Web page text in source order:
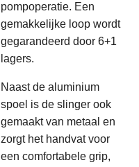
pompoperatie. Een
gemakkelijke loop wordt
gegarandeerd door 6+1
lagers.
Naast de aluminium
spoel is de slinger ook
gemaakt van metaal en
zorgt het handvat voor
een comfortabele grip,